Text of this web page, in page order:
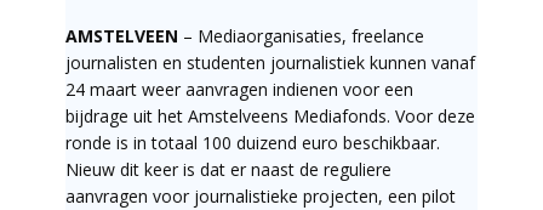
AMSTELVEEN – Mediaorganisaties, freelance
journalisten en studenten journalistiek kunnen vanaf
24 maart weer aanvragen indienen voor een
bijdrage uit het Amstelveens Mediafonds. Voor deze
ronde is in totaal 100 duizend euro beschikbaar.
Nieuw dit keer is dat er naast de reguliere
aanvragen voor journalistieke projecten, een pilot